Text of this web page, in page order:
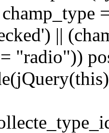
||
"radio"))